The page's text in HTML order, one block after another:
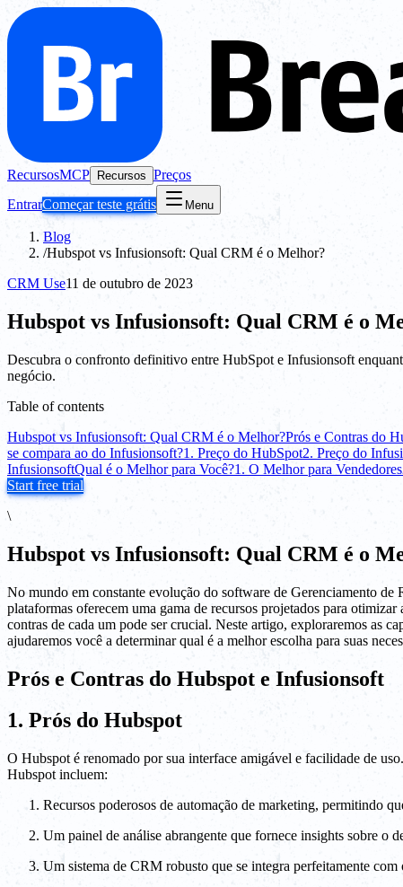
RecursosMCP Recursos Preços
EntrarComeçar teste grátis Menu
Blog
/Hubspot vs Infusionsoft: Qual CRM é o Melhor?
CRM Use11 de outubro de 2023
Hubspot vs Infusionsoft: Qual CRM é o
Descubra o confronto definitivo entre HubSpot e Infusionsoft
negócio.
Table of contents
Hubspot vs Infusionsoft: Qual CRM é o Melhor?Prós e Contras do
se compara ao do Infusionsoft?1. Preço do HubSpot2. Preço do
InfusionsoftQual é o Melhor para Você?1. O Melhor para Vendedores
Start free trial
\
Hubspot vs Infusionsoft: Qual CRM é o
No mundo em constante evolução do software de Gerenciamento
plataformas oferecem uma gama de recursos projetados para
contras de cada um pode ser crucial. Neste artigo, exploraremos as
ajudaremos você a determinar qual é a melhor escolha para suas
Prós e Contras do Hubspot e Infusionsoft
1. Prós do Hubspot
O Hubspot é renomado por sua interface amigável e facilidade de
Hubspot incluem:
Recursos poderosos de automação de marketing, permitindo
Um painel de análise abrangente que fornece insights sobre o
Um sistema de CRM robusto que se integra perfeitamente